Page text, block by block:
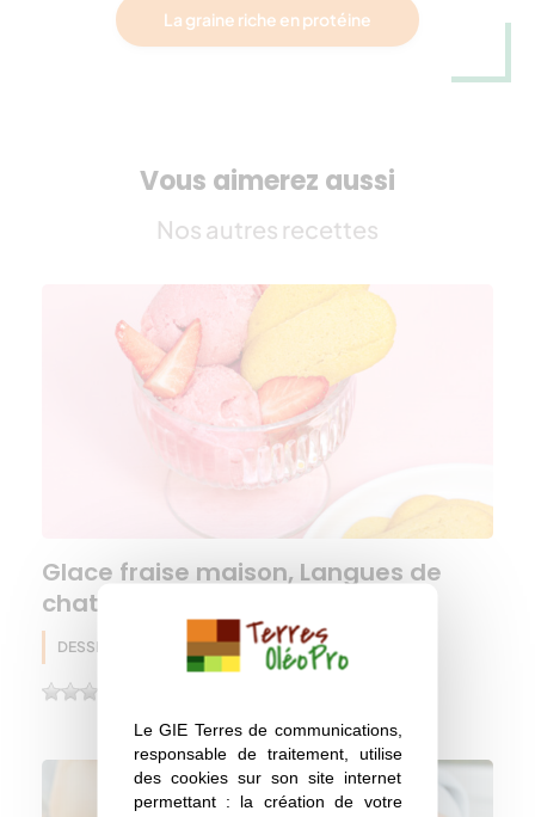
Le GIE Terres de communications,
responsable de traitement, utilise
des cookies sur son site internet
permettant : la création de votre
La graine riche en protéine
Vous aimerez aussi
Nos autres recettes
Glace fraise maison, Langues de
chat à la farine de lupin
DESSERT Printemps Lupin